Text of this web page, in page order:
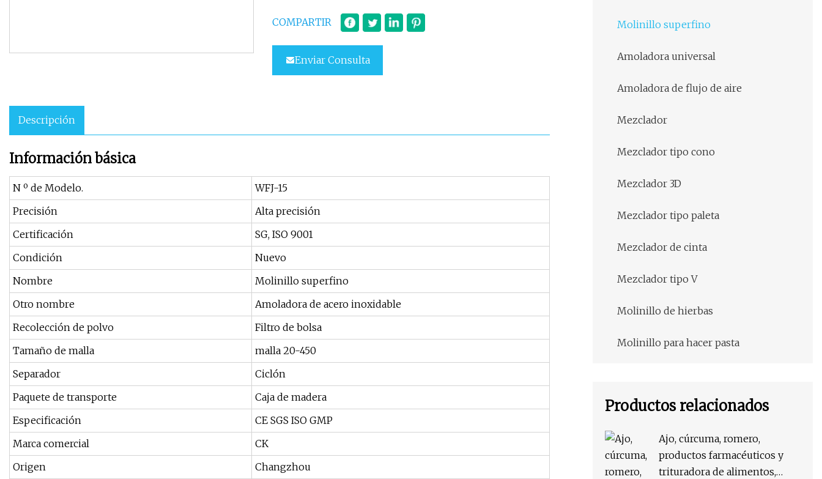
COMPARTIR
Enviar Consulta
Descripción
Información básica
N º de Modelo.
WFJ-15
Precisión
Alta precisión
Certificación
SG, ISO 9001
Condición
Nuevo
Nombre
Molinillo superfino
Otro nombre
Amoladora de acero inoxidable
Recolección de polvo
Filtro de bolsa
Tamaño de malla
malla 20-450
Separador
Ciclón
Paquete de transporte
Caja de madera
Especificación
CE SGS ISO GMP
Marca comercial
CK
Origen
Changzhou
Molinillo superfino
Amoladora universal
Amoladora de flujo de aire
Mezclador
Mezclador tipo cono
Mezclador 3D
Mezclador tipo paleta
Mezclador de cinta
Mezclador tipo V
Molinillo de hierbas
Molinillo para hacer pasta
Productos relacionados
Ajo, cúrcuma, romero,
productos farmacéuticos y
trituradora de alimentos,